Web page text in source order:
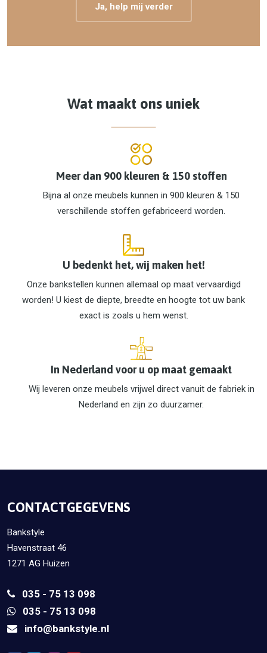
Ja, help mij verder
Wat maakt ons uniek
Meer dan 900 kleuren & 150 stoffen
Bijna al onze meubels kunnen in 900 kleuren & 150
verschillende stoffen gefabriceerd worden.
U bedenkt het, wij maken het!
Onze bankstellen kunnen allemaal op maat vervaardigd
worden! U kiest de diepte, breedte en hoogte tot uw bank
exact is zoals u hem wenst.
In Nederland voor u op maat gemaakt
Wij leveren onze meubels vrijwel direct vanuit de fabriek in
Nederland en zijn zo duurzamer.
CONTACTGEGEVENS
Bankstyle
Havenstraat 46
1271 AG Huizen
035 - 75 13 098
035 - 75 13 098
info@bankstyle.nl